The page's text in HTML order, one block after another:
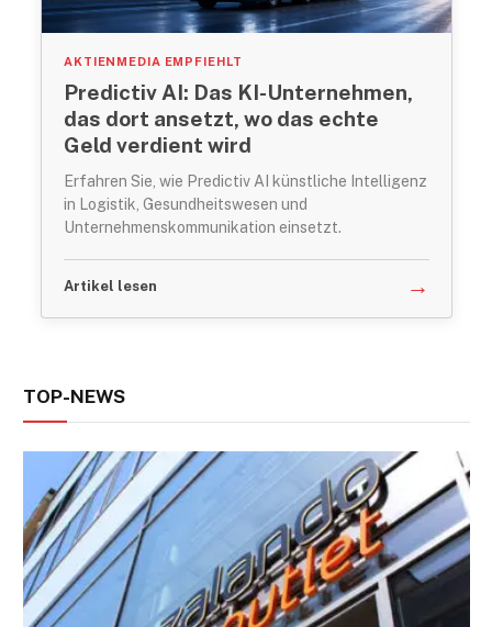
AKTIENMEDIA EMPFIEHLT
Predictiv AI: Das KI-Unternehmen,
das dort ansetzt, wo das echte
Geld verdient wird
Erfahren Sie, wie Predictiv AI künstliche Intelligenz
in Logistik, Gesundheitswesen und
Unternehmenskommunikation einsetzt.
Artikel lesen →
TOP-NEWS